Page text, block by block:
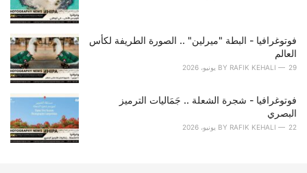
فوتوغرافيا - البطة "ميرلين" .. الصورة الطريفة لكأس
العالم
BY RAFIK KEHALI 29 يونيو، 2026
فوتوغرافيا - شجرة الشعلة .. جَمَاليات الترميز
البصري
BY RAFIK KEHALI 22 يونيو، 2026